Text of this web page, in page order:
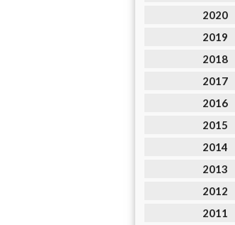
2020
2019
2018
2017
2016
2015
2014
2013
2012
2011